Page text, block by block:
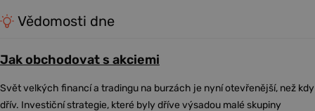
Vědomosti dne
Jak obchodovat s akciemi
Svět velkých financí a tradingu na burzách je nyní otevřenější, než kdy
dřív. Investiční strategie, které byly dříve výsadou malé skupiny